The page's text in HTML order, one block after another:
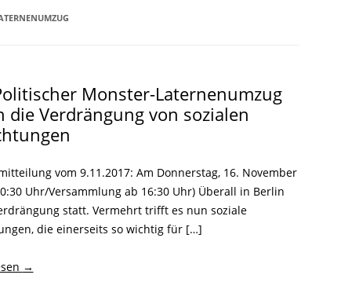
Monster-Laternenumzug
die Verdrängung von sozialen
vom 9.11.2017: Am Donnerstag, 16. November
Uhr/Versammlung ab 16:30 Uhr) Überall in Berlin
statt. Vermehrt trifft es nun soziale
die einerseits so wichtig für […]
→